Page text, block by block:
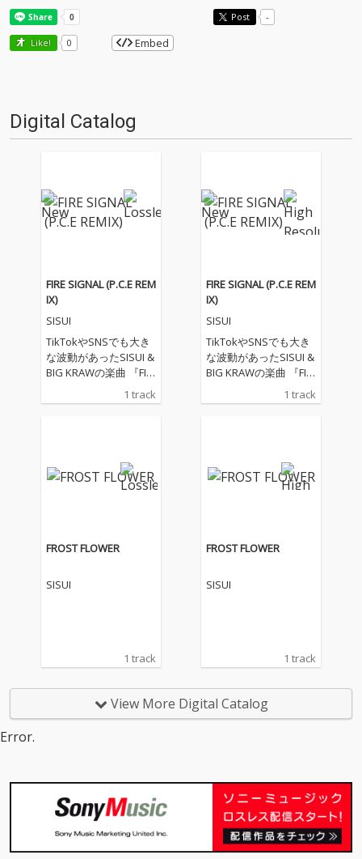
Post -
Like! 0 Embed
Digital Catalog
FIRE SIGNAL (P.C.E REM
IX)
SISUI
TikTokやSNSでも大き
な波動があったSISUI &
BIG KRAWの楽曲 『FIR
E SIGNAL』を、関西を
中心に他国に跨ぎ、活
融合した。新たなアレ
ンジ作品をぜひ体感し
P.C.Eならではのサウン
ドの世界に巻き込む 原
し、 JUNGLE ベースで
1 track
FIRE SIGNAL (P.C.E REM
IX)
SISUI
TikTokやSNSでも大き
な波動があったSISUI &
BIG KRAWの楽曲 『FIR
E SIGNAL』を、関西を
中心に他国に跨ぎ、活
融合した。新たなアレ
ンジ作品をぜひ体感し
P.C.Eならではのサウン
ドの世界に巻き込む 原
し、 JUNGLE ベースで
1 track
FROST FLOWER
SISUI
1 track
FROST FLOWER
SISUI
1 track
View More Digital Catalog
Error.